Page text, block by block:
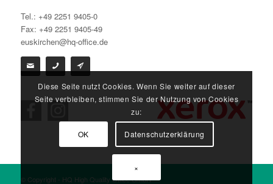
Tel.: +49 2251 9405-0
Fax: +49 2251 9405-49
euskirchen@hq-office.de
© Copyright - HQ High Quality Office GmbH
Diese Seite nutzt Cookies. Wenn Sie weiter auf dieser
Seite verbleiben, stimmen Sie der Nutzung von Cookies
zu:
OK Datenschutzerklärung
×